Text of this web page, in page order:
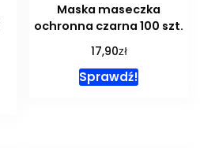
Maska maseczka
ochronna czarna 100 szt.
17,90zł
Sprawdź!